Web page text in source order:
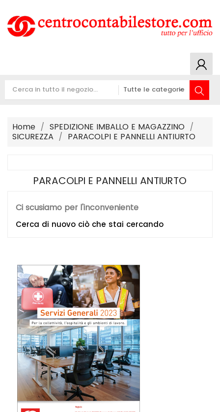
Home
SPEDIZIONE IMBALLO E MAGAZZINO
SICUREZZA
PARACOLPI E PANNELLI ANTIURTO
PARACOLPI E PANNELLI ANTIURTO
Ci scusiamo per l'inconveniente
Cerca di nuovo ciò che stai cercando